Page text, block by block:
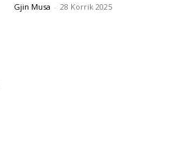
Gjin Musa - 28 Korrik 2025